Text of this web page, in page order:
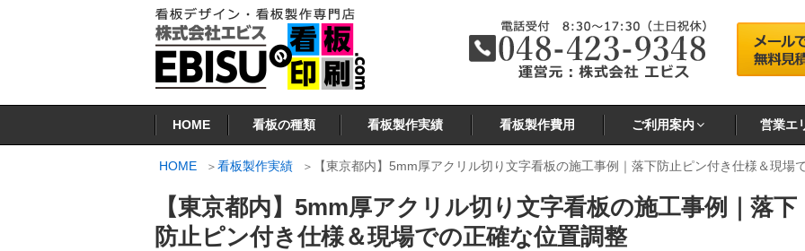
ツ
看板印刷.COM
HOME 看板の種類 看板製作実績 看板製作費用 ご利用案内 営業エ
HOME 看板製作実績 【東京都内】5mm厚アクリル切り文字看板の施工事例｜落下防止ピン付き仕様＆現場
【東京都内】5mm厚アクリル切り文字看板の施工事例｜落下
防止ピン付き仕様＆現場での正確な位置調整